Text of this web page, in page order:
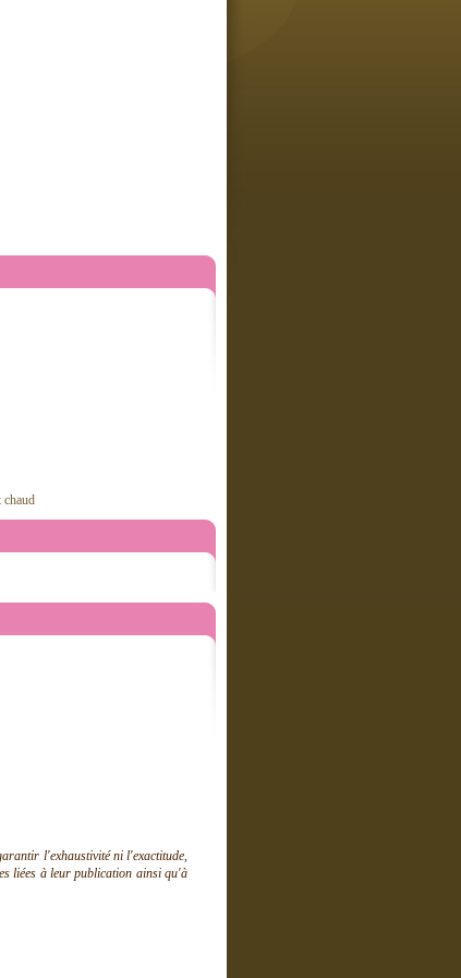
chaud
l'exhaustivité ni l'exactitude,
liées à leur publication ainsi qu'à